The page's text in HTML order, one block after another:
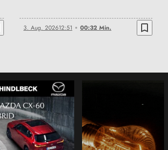
3. Aug. 202612:51 00:32 Min. bookmark_border